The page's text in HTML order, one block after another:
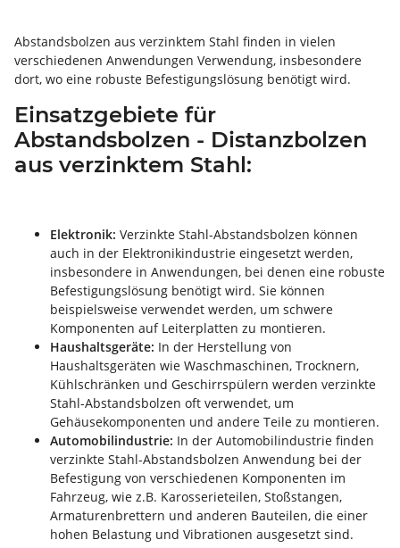
Abstandsbolzen aus verzinktem Stahl finden in vielen
verschiedenen Anwendungen Verwendung, insbesondere
dort, wo eine robuste Befestigungslösung benötigt wird.
Einsatzgebiete für
Abstandsbolzen - Distanzbolzen
aus verzinktem Stahl:
Elektronik: Verzinkte Stahl-Abstandsbolzen können
auch in der Elektronikindustrie eingesetzt werden,
insbesondere in Anwendungen, bei denen eine robuste
Befestigungslösung benötigt wird. Sie können
beispielsweise verwendet werden, um schwere
Komponenten auf Leiterplatten zu montieren.
Haushaltsgeräte: In der Herstellung von
Haushaltsgeräten wie Waschmaschinen, Trocknern,
Kühlschränken und Geschirrspülern werden verzinkte
Stahl-Abstandsbolzen oft verwendet, um
Gehäusekomponenten und andere Teile zu montieren.
Automobilindustrie: In der Automobilindustrie finden
verzinkte Stahl-Abstandsbolzen Anwendung bei der
Befestigung von verschiedenen Komponenten im
Fahrzeug, wie z.B. Karosserieteilen, Stoßstangen,
Armaturenbrettern und anderen Bauteilen, die einer
hohen Belastung und Vibrationen ausgesetzt sind.